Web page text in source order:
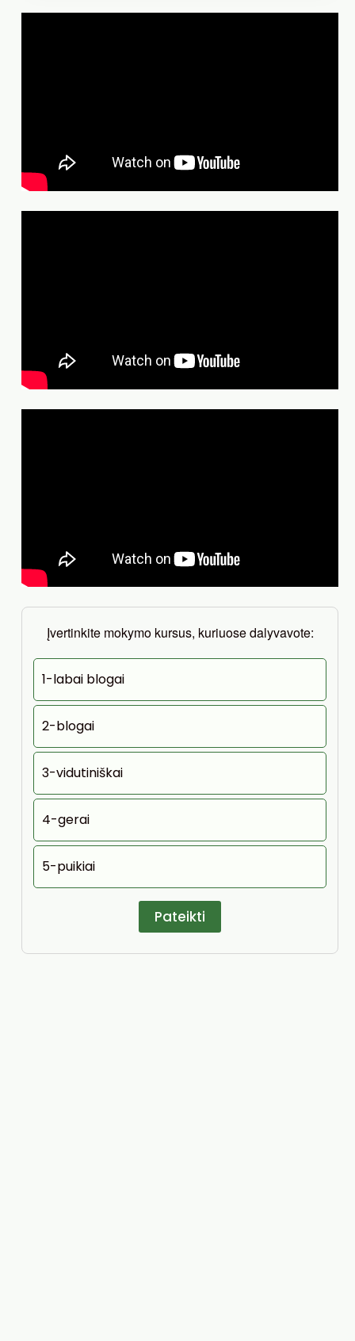
Įvertinkite mokymo kursus, kuriuose dalyvavote:
1-labai blogai
2-blogai
3-vidutiniškai
4-gerai
5-puikiai